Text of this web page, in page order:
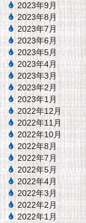
2023年9月
2023年8月
2023年7月
2023年6月
2023年5月
2023年4月
2023年3月
2023年2月
2023年1月
2022年12月
2022年11月
2022年10月
2022年8月
2022年7月
2022年5月
2022年4月
2022年3月
2022年2月
2022年1月